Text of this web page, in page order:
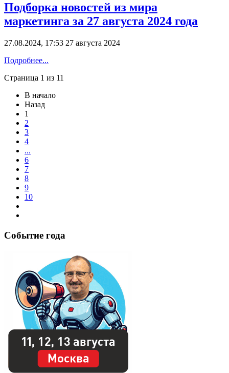
Подборка новостей из мира
маркетинга за 27 августа 2024 года
27.08.2024, 17:53 27 августа 2024
Подробнее...
Страница 1 из 11
В начало
Назад
1
2
3
4
...
6
7
8
9
10
Событие года